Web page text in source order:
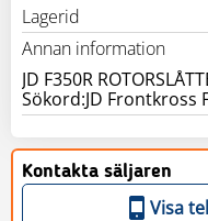
Lagerid
Annan information
JD F350R
Sökord:JD Frontkross
Kontakta säljaren
Visa